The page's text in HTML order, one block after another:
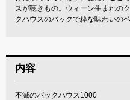
スが聴きもの。ウィーン生まれの
クハウスのバックで粋な味わいの
内容
不滅のバックハウス1000